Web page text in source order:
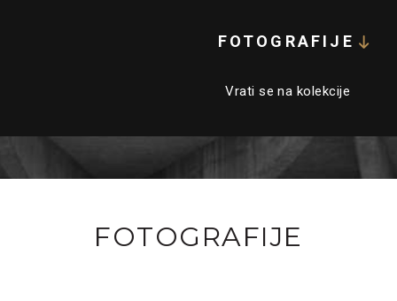
FOTOGRAFIJE
Vrati se na kolekcije
FOTOGRAFIJE